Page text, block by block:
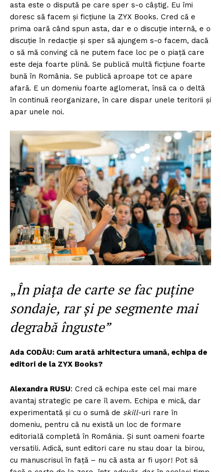
asta este o dispută pe care sper s-o câștig. Eu îmi
doresc să facem și ficțiune la ZYX Books. Cred că e
prima oară când spun asta, dar e o discuție internă, e o
discuție în redacție și sper să ajungem s-o facem, dacă
o să mă conving că ne putem face loc pe o piață care
este deja foarte plină. Se publică multă ficțiune foarte
bună în România. Se publică aproape tot ce apare
afară. E un domeniu foarte aglomerat, însă ca o deltă
în continuă reorganizare, în care dispar unele teritorii şi
apar unele noi.
„În piața de carte se fac puține
sondaje, rar și pe segmente mai
degrabă înguste”
Ada CODĂU: Cum arată arhitectura umană, echipa de
editori de la ZYX Books?
Alexandra RUSU: Cred că echipa este cel mai mare
avantaj strategic pe care îl avem. Echipa e mică, dar
experimentată şi cu o sumă de skill-uri rare în
domeniu, pentru că nu există un loc de formare
editorială completă în România. Și sunt oameni foarte
versatili. Adică, sunt editori care nu stau doar la birou,
cu manuscrisul în faţă – nu că asta ar fi uşor! Pot să